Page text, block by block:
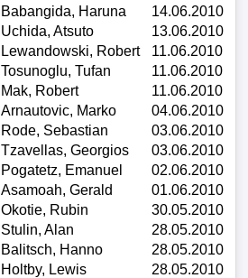
Babangida, Haruna
14.06.2010
Uchida, Atsuto
13.06.2010
Lewandowski, Robert
11.06.2010
Tosunoglu, Tufan
11.06.2010
Mak, Robert
11.06.2010
Arnautovic, Marko
04.06.2010
Rode, Sebastian
03.06.2010
Tzavellas, Georgios
03.06.2010
Pogatetz, Emanuel
02.06.2010
Asamoah, Gerald
01.06.2010
Okotie, Rubin
30.05.2010
Stulin, Alan
28.05.2010
Balitsch, Hanno
28.05.2010
Holtby, Lewis
28.05.2010